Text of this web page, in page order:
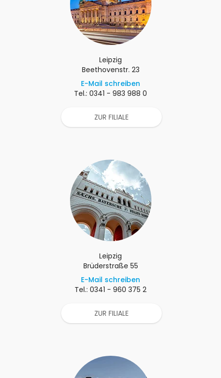
Leipzig
Beethovenstr. 23
E-Mail schreiben
Tel.: 0341 - 983 988 0
ZUR FILIALE
Leipzig
Brüderstraße 55
E-Mail schreiben
Tel.: 0341 - 960 375 2
ZUR FILIALE